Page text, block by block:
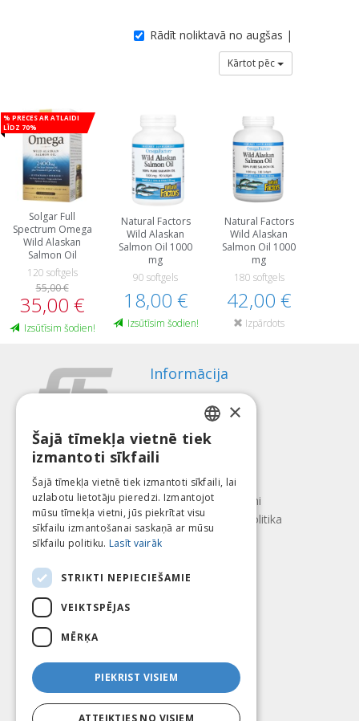
Rādīt noliktavā no augšas |
Kārtot pēc
% Preces ar atlaidi
līdz 70%
Solgar Full
Spectrum Omega
Wild Alaskan
Salmon Oil
120 softgels
55,00 €
35,00 €
Izsūtīsim šodien!
Natural Factors
Wild Alaskan
Salmon Oil 1000
mg
90 softgels
18,00 €
Izsūtīsim šodien!
Natural Factors
Wild Alaskan
Salmon Oil 1000
mg
180 softgels
42,00 €
Izpārdots
Informācija
Apmaksas veidi
Atteikuma tiesības
Par mums
Kontakti
Lietošanas noteikumi
Konfidencialitātes politika
Seko mums Atrodi mūs
Mēs pieņēmam
LATVIAN
LITHUANIAN
ESTONIAN
×
Šajā tīmekļa vietnē tiek
izmantoti sīkfaili
Šajā tīmekļa vietnē tiek izmantoti sīkfaili, lai
uzlabotu lietotāju pieredzi. Izmantojot
mūsu tīmekļa vietni, jūs piekrītat visu
sīkfailu izmantošanai saskaņā ar mūsu
sīkfailu politiku. Lasīt vairāk
STRIKTI NEPIECIEŠAMIE
VEIKTSPĒJAS
MĒRĶA
PIEKRIST VISIEM
ATTEIKTIES NO VISIEM